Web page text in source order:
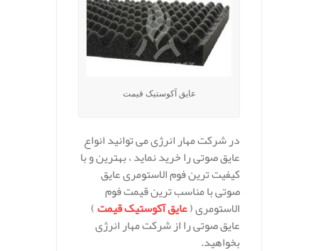
عایق آکوستیک قیمت
در شرکت مهار انرژی می توانید انواع
عایق صوتی را خرید نماید ، بهترین و با
کیفیت ترین فوم الاستومری عایق
صوتی با مناسب ترین قیمت فوم
الاستومری (عایق آکوستیک قیمت)
عایق صوتی را از شرکت مهار انرژی
بخواهید.